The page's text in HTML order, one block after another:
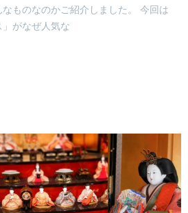
ものなのかご紹介しました。 今回は
」がなぜ人気な